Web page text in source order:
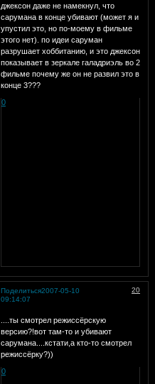
джексон даже не намекнул, что
сарумана в конце убивают (может я и
упустил это, но по-моему в фильме
этого нет). по идеи саруман
разрушает хоббитанию, и это джексон
показывает в зеркале галадриэль во 2
фильме почему же он не развил это в
конце 3???
0
Поделиться 20
2007-05-10
09:14:07
....ты смотрел режиссёрскую
версию?!вот там-то и убивают
сарумана....кстати,а кто-то смотрел
режиссёрку?))
0